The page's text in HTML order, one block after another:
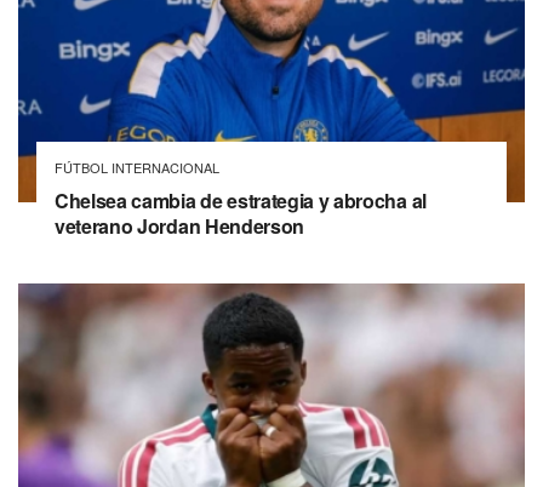
FÚTBOL INTERNACIONAL
Chelsea cambia de estrategia y abrocha al
veterano Jordan Henderson